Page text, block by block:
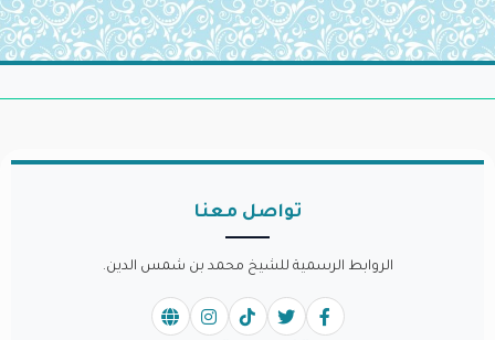
تواصل معنا
الروابط الرسمية للشيخ محمد بن شمس الدين.